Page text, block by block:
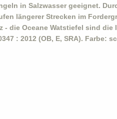
in Salzwasser geeignet.
längerer Strecken im
die Oceane Watstiefel sind die
: 2012 (OB, E, SRA). Farbe: